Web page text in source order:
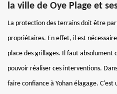
la ville de Oye Plage et
La protection des terrains doit être
propriétaires. En effet, il est
place des grillages. Il faut
pouvoir réaliser ces interventions.
faire confiance à Yohan élagage.